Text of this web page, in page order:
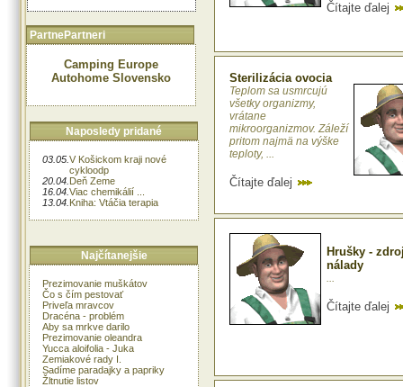
PartnePartneri
Camping Europe
Autohome Slovensko
Naposledy pridané
03.05. V Košickom kraji nové
cykloodp
20.04. Deň Zeme
16.04. Viac chemikálií ...
13.04. Kniha: Vtáčia terapia
Najčítanejšie
Prezimovanie muškátov
Čo s čím pestovať
Priveľa mravcov
Dracéna - problém
Aby sa mrkve darilo
Prezimovanie oleandra
Yucca aloifolia - Juka
Zemiakové rady I.
Sadíme paradajky a papriky
Žltnutie listov
Čítajte ďalej
Sterilizácia ovocia
Teplom sa usmrcujú
všetky organizmy,
vrátane
mikroorganizmov. Záleží
pritom najmä na výške
teploty, ...
Čítajte ďalej
Hrušky -
nálady
...
Čítajte ďalej